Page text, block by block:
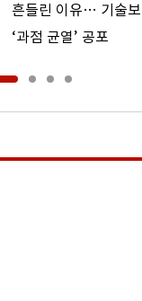
흔들린 이유… 기술
‘과점 균열’ 공포